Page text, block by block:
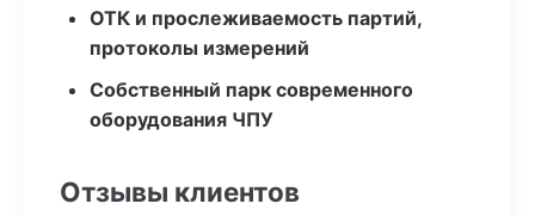
ОТК и прослеживаемость партий,
протоколы измерений
Собственный парк современного
оборудования ЧПУ
Отзывы клиентов